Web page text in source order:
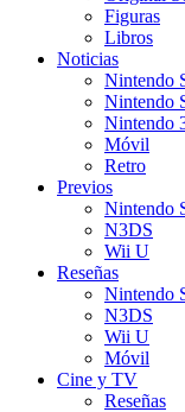
Figuras
Libros
Noticias
Nintendo
Nintendo
Nintendo
Móvil
Retro
Previos
Nintendo
N3DS
Wii U
Reseñas
Nintendo
N3DS
Wii U
Móvil
Cine y TV
Reseñas